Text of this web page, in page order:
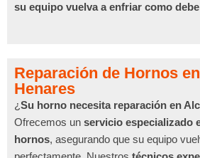
su equipo vuelva a enfriar como
Reparación de Hornos
Henares
¿Su horno necesita reparación en
Ofrecemos un servicio especializado
hornos, asegurando que su equipo